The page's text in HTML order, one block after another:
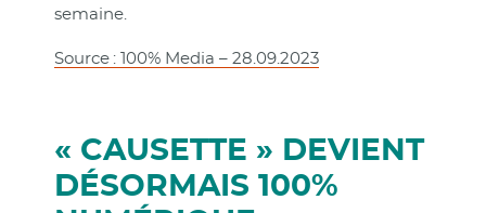
semaine.
Source : 100% Media – 28.09.2023
« CAUSETTE » DEVIENT
DÉSORMAIS 100%